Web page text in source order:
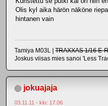
Olis kyl aika härön näköne
hintanen vain
Tamiya M03L | TRAXXAS 1/16 E-
Joskus viisas mies sanoi 'Less
jokuajaja
03.11.11 - klo: 17.06